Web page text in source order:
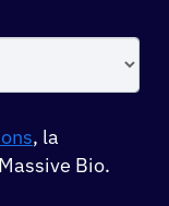
, la
Bio.